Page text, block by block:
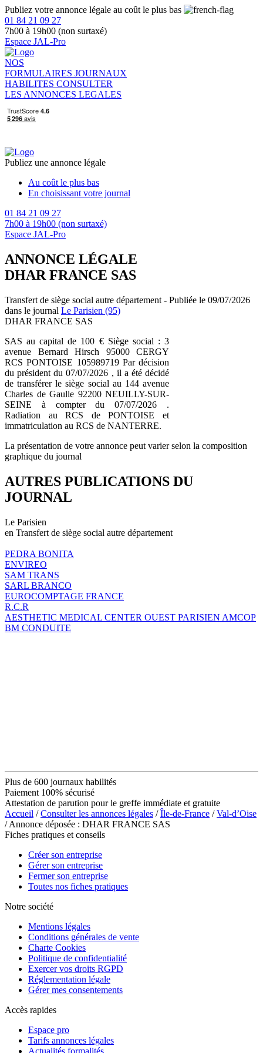
Publiez votre annonce légale au coût le plus bas
01 84 21 09 27
7h00 à 19h00 (non surtaxé)
Espace JAL-Pro
NOS
FORMULAIRES JOURNAUX
HABILITES CONSULTER
LES ANNONCES LEGALES
Publiez une annonce légale
Au coût le plus bas
En choisissant votre journal
01 84 21 09 27
7h00 à 19h00 (non surtaxé)
Espace JAL-Pro
ANNONCE LÉGALE
DHAR FRANCE SAS
Transfert de siège social autre département - Publiée le 09/07/2026
dans le journal Le Parisien (95)
DHAR FRANCE SAS
SAS au capital de 100 € Siège social : 3
avenue Bernard Hirsch 95000 CERGY
RCS PONTOISE 105989719 Par décision
du président du 07/07/2026 , il a été décidé
de transférer le siège social au 144 avenue
Charles de Gaulle 92200 NEUILLY-SUR-
SEINE à compter du 07/07/2026 .
Radiation au RCS de PONTOISE et
immatriculation au RCS de NANTERRE.
La présentation de votre annonce peut varier selon la composition
graphique du journal
AUTRES PUBLICATIONS DU
JOURNAL
Le Parisien
en Transfert de siège social autre département
PEDRA BONITA
ENVIREO
SAM TRANS
SARL BRANCO
EUROCOMPTAGE FRANCE
R.C.R
AESTHETIC MEDICAL CENTER OUEST PARISIEN AMCOP
BM CONDUITE
Plus de 600 journaux habilités
Paiement 100% sécurisé
Attestation de parution pour le greffe immédiate et gratuite
Accueil /Consulter les annonces légales /Île-de-France /Val-d’Oise
/ Annonce déposée : DHAR FRANCE SAS
Fiches pratiques et conseils
Créer son entreprise
Gérer son entreprise
Fermer son entreprise
Toutes nos fiches pratiques
Notre société
Mentions légales
Conditions générales de vente
Charte Cookies
Politique de confidentialité
Exercer vos droits RGPD
Réglementation légale
Gérer mes consentements
Accès rapides
Espace pro
Tarifs annonces légales
Actualités formalités